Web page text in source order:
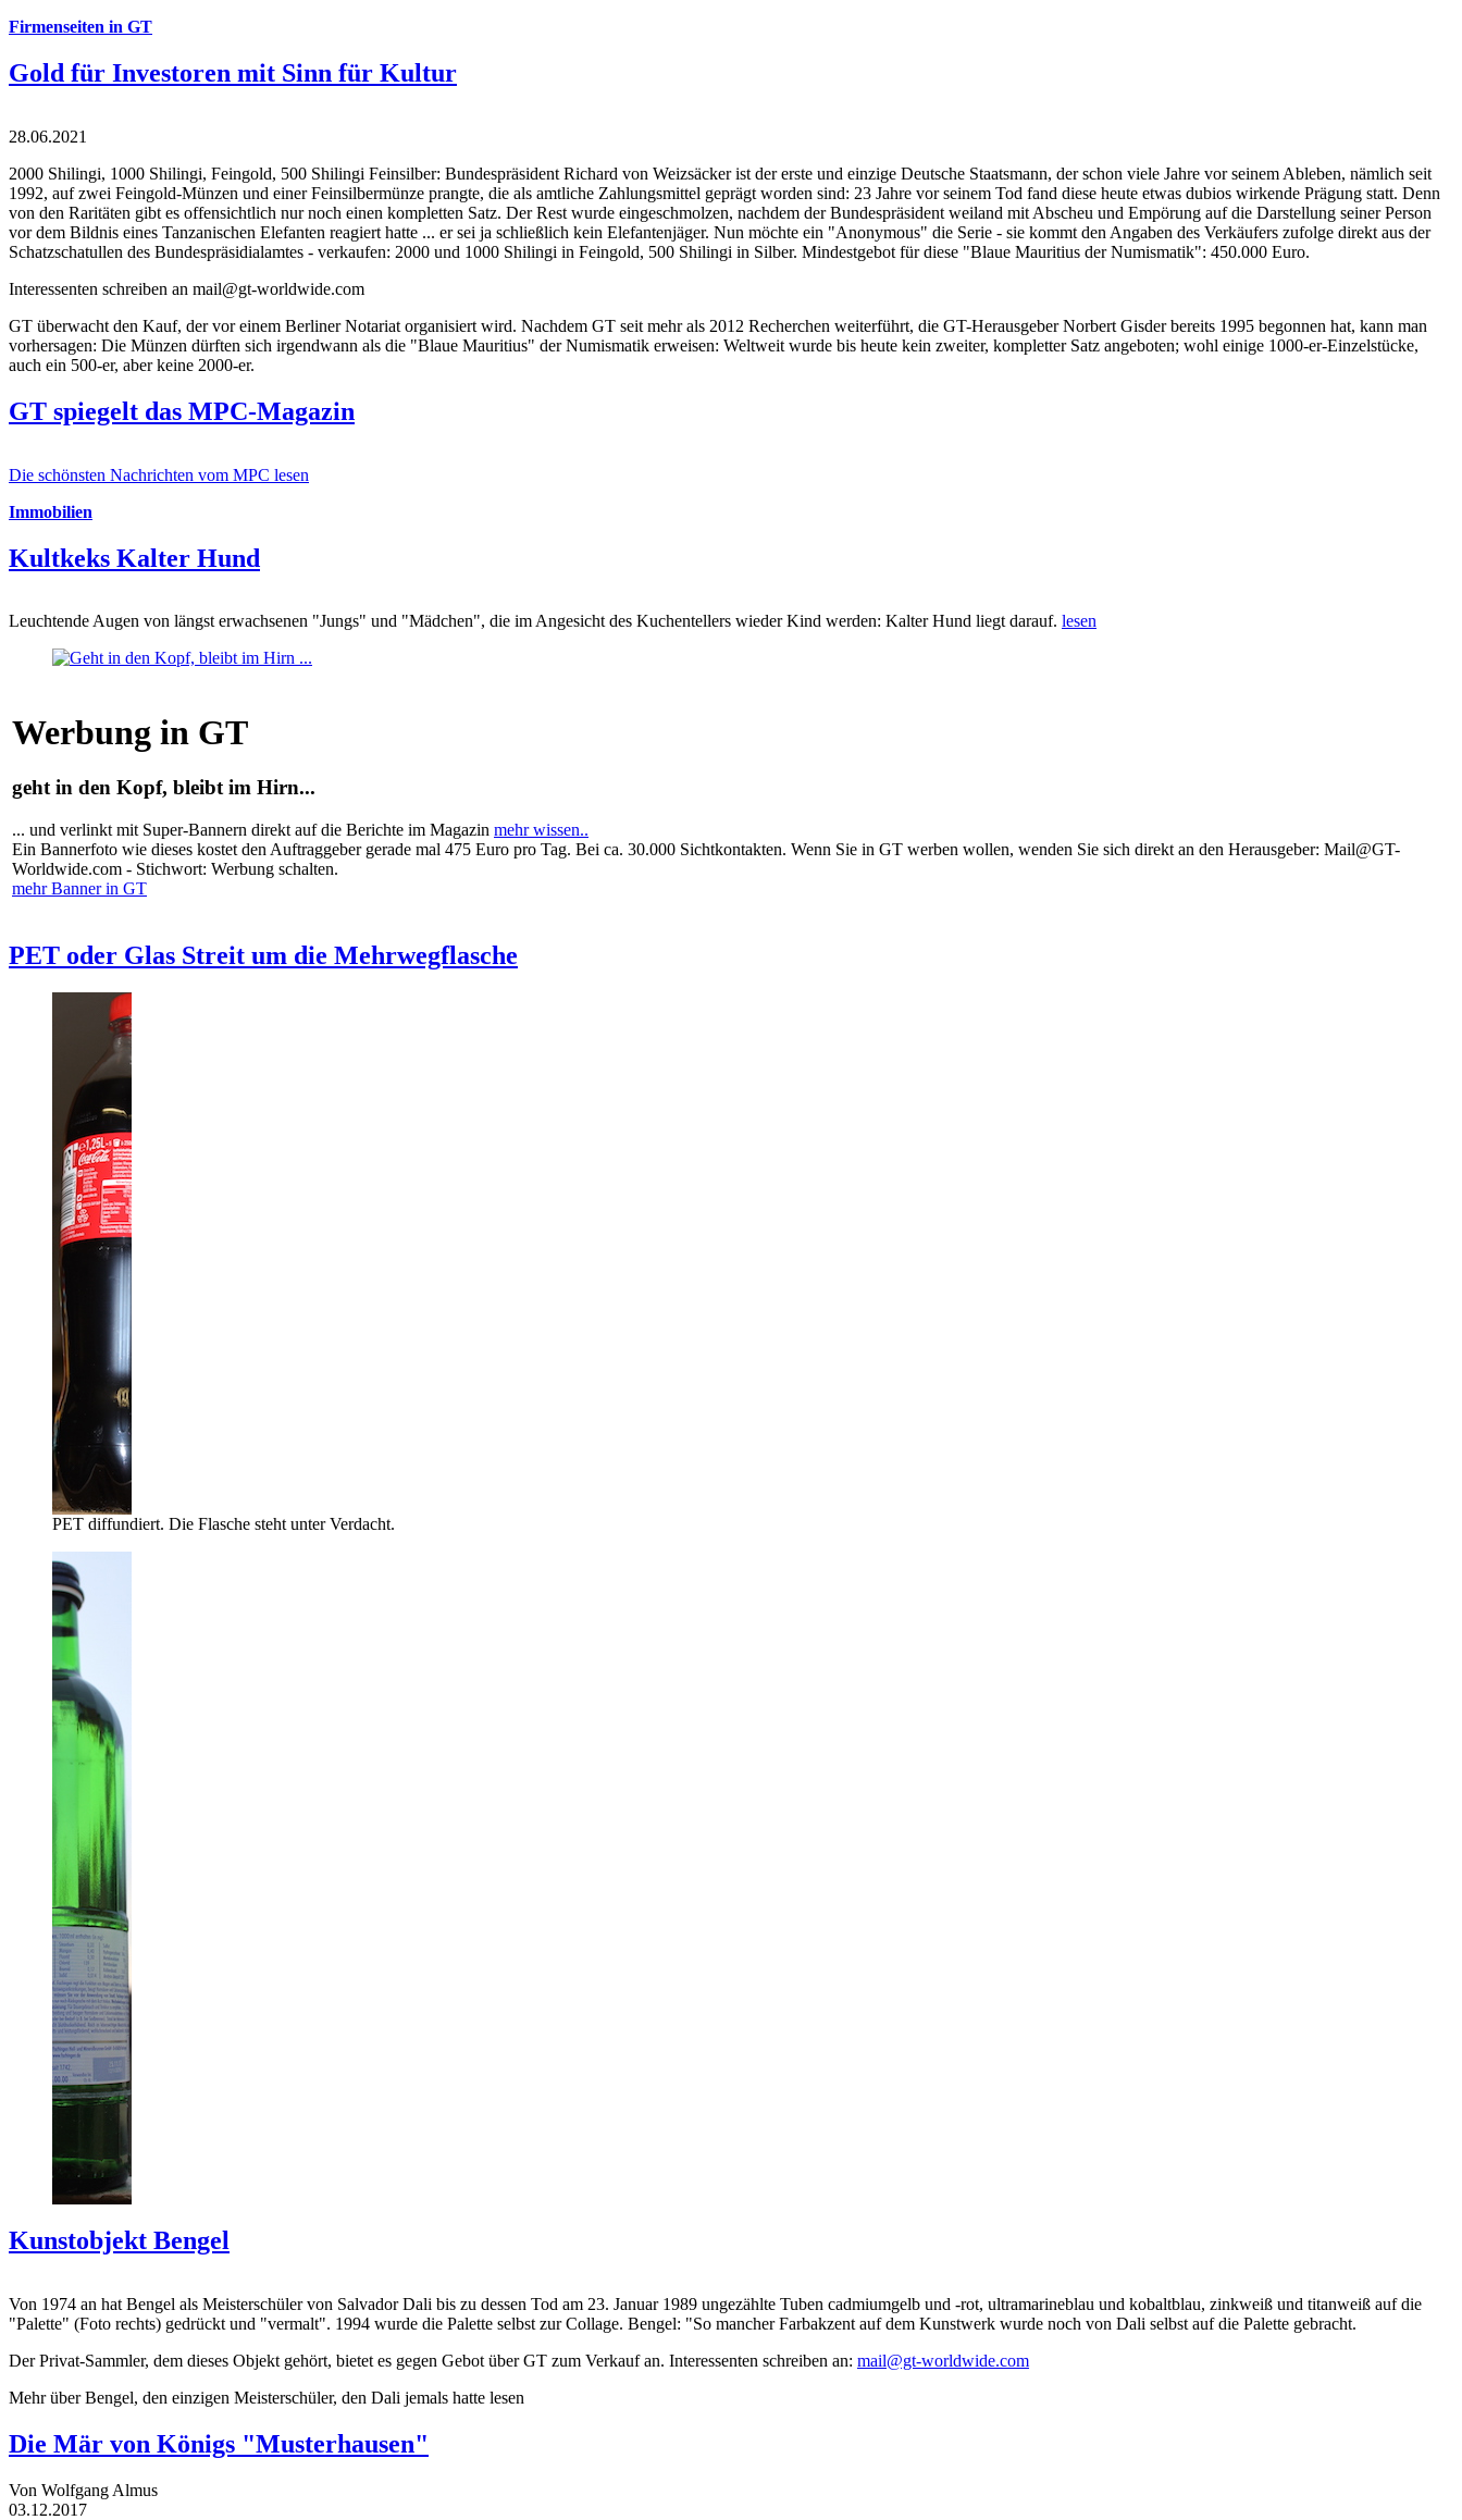
Firmenseiten in GT
Gold für Investoren mit Sinn für Kultur
28.06.2021
2000 Shilingi, 1000 Shilingi, Feingold, 500 Shilingi Feinsilber: Bundespräsident Richard von Weizsäcker ist der erste und einzige Deutsche Staatsmann, der schon viele Jahre vor seinem Ableben, nämlich seit
1992, auf zwei Feingold-Münzen und einer Feinsilbermünze prangte, die als amtliche Zahlungsmittel geprägt worden sind: 23 Jahre vor seinem Tod fand diese heute etwas dubios wirkende Prägung statt. Denn
von den Raritäten gibt es offensichtlich nur noch einen kompletten Satz. Der Rest wurde eingeschmolzen, nachdem der Bundespräsident weiland mit Abscheu und Empörung auf die Darstellung seiner Person
vor dem Bildnis eines Tanzanischen Elefanten reagiert hatte ... er sei ja schließlich kein Elefantenjäger. Nun möchte ein "Anonymous" die Serie - sie kommt den Angaben des Verkäufers zufolge direkt aus der
Schatzschatullen des Bundespräsidialamtes - verkaufen: 2000 und 1000 Shilingi in Feingold, 500 Shilingi in Silber. Mindestgebot für diese "Blaue Mauritius der Numismatik": 450.000 Euro.
Interessenten schreiben an mail@gt-worldwide.com
GT überwacht den Kauf, der vor einem Berliner Notariat organisiert wird. Nachdem GT seit mehr als 2012 Recherchen weiterführt, die GT-Herausgeber Norbert Gisder bereits 1995 begonnen hat, kann man
vorhersagen: Die Münzen dürften sich irgendwann als die "Blaue Mauritius" der Numismatik erweisen: Weltweit wurde bis heute kein zweiter, kompletter Satz angeboten; wohl einige 1000-er-Einzelstücke,
auch ein 500-er, aber keine 2000-er.
GT spiegelt das MPC-Magazin
Die schönsten Nachrichten vom MPC lesen
Immobilien
Kultkeks Kalter Hund
Leuchtende Augen von längst erwachsenen "Jungs" und "Mädchen", die im Angesicht des Kuchentellers wieder Kind werden: Kalter Hund liegt darauf. lesen
Werbung in GT
geht in den Kopf, bleibt im Hirn...
... und verlinkt mit Super-Bannern direkt auf die Berichte im Magazin mehr wissen..
Ein Bannerfoto wie dieses kostet den Auftraggeber gerade mal 475 Euro pro Tag. Bei ca. 30.000 Sichtkontakten. Wenn Sie in GT werben wollen, wenden Sie sich direkt an den Herausgeber: Mail@GT-
Worldwide.com - Stichwort: Werbung schalten.
mehr Banner in GT
PET oder Glas Streit um die Mehrwegflasche
PET diffundiert. Die Flasche steht unter Verdacht.
Kunstobjekt Bengel
Von 1974 an hat Bengel als Meisterschüler von Salvador Dali bis zu dessen Tod am 23. Januar 1989 ungezählte Tuben cadmiumgelb und -rot, ultramarineblau und kobaltblau, zinkweiß und titanweiß auf die
"Palette" (Foto rechts) gedrückt und "vermalt". 1994 wurde die Palette selbst zur Collage. Bengel: "So mancher Farbakzent auf dem Kunstwerk wurde noch von Dali selbst auf die Palette gebracht.
Der Privat-Sammler, dem dieses Objekt gehört, bietet es gegen Gebot über GT zum Verkauf an. Interessenten schreiben an: mail@gt-worldwide.com
Mehr über Bengel, den einzigen Meisterschüler, den Dali jemals hatte lesen
Die Mär von Königs "Musterhausen"
Von Wolfgang Almus
03.12.2017